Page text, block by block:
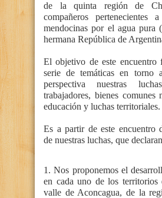
de la quinta región de
compañeros pertenecientes
mendocinas por el agua pura
hermana República de
El objetivo de este encuentro
serie de temáticas en torno
perspectiva nuestras
trabajadores, bienes comunes
educación y luchas territoriales.
Es a partir de este encuentro
de nuestras luchas, que
1. Nos proponemos el
en cada uno de los territorios
valle de Aconcagua, de la